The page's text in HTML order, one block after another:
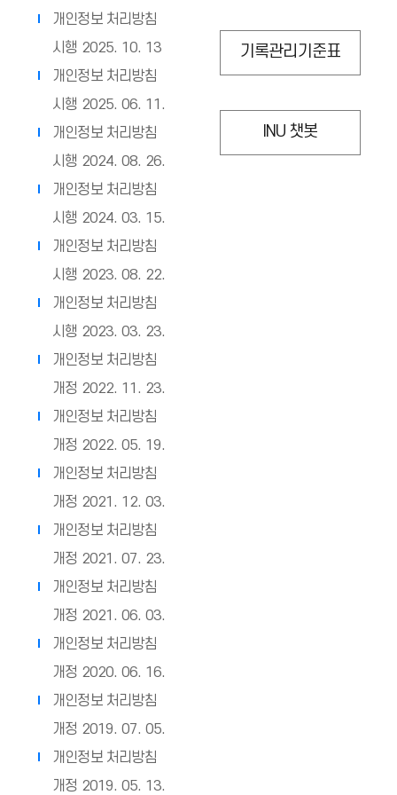
개인정보 처리방침
시행 2025. 10. 13
개인정보 처리방침
시행 2025. 06. 11.
개인정보 처리방침
시행 2024. 08. 26.
개인정보 처리방침
시행 2024. 03. 15.
개인정보 처리방침
시행 2023. 08. 22.
개인정보 처리방침
시행 2023. 03. 23.
개인정보 처리방침
개정 2022. 11. 23.
개인정보 처리방침
개정 2022. 05. 19.
개인정보 처리방침
개정 2021. 12. 03.
개인정보 처리방침
개정 2021. 07. 23.
개인정보 처리방침
개정 2021. 06. 03.
개인정보 처리방침
개정 2020. 06. 16.
개인정보 처리방침
개정 2019. 07. 05.
개인정보 처리방침
개정 2019. 05. 13.
기록관리기준표
INU 챗봇